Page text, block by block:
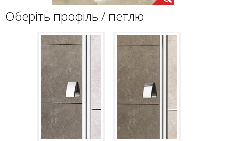
Оберіть профіль / петлю